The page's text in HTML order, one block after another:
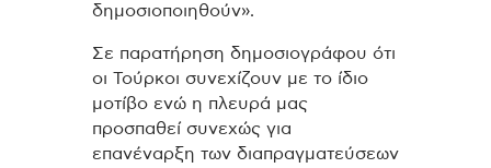
δημοσιοποιηθούν».
Σε παρατήρηση δημοσιογράφου ότι
οι Τούρκοι συνεχίζουν με το ίδιο
μοτίβο ενώ η πλευρά μας
προσπαθεί συνεχώς για
επανέναρξη των διαπραγματεύσεων